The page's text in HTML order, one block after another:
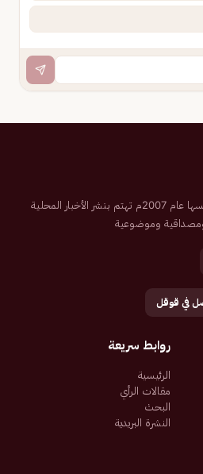
صحيفة إلكترونية سعودية تم تأسيسها عام 2007م تهتم بنشر الأخبار المحلية
ومصداقية وموضوعية
في قوقل
روابط سريعة
الرئيسية
مقالات الرأي
البحث
النشرة البريدية